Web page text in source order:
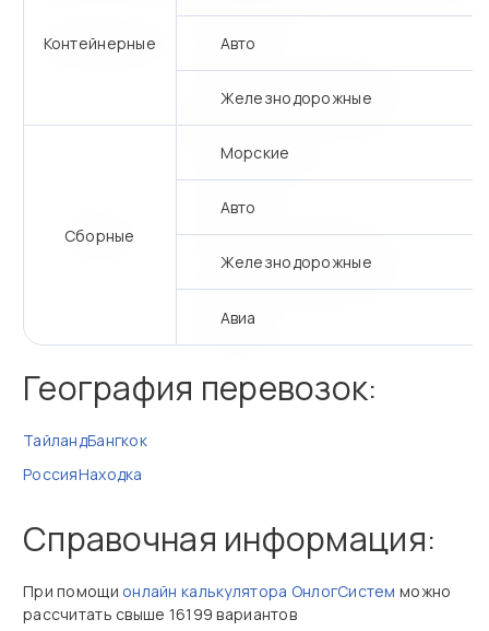
Контейнерные Авто
Железнодорожные
Сборные
Морские
Авто
Железнодорожные
Авиа
География перевозок:
ТайландБангкок
РоссияНаходка
Справочная информация:
При помощи онлайн калькулятора ОнлогСистем можно
рассчитать свыше 16199 вариантов